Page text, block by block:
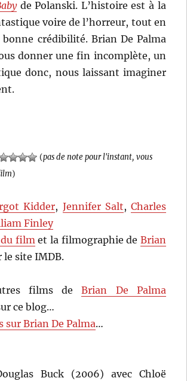
de Polanski. L’histoire est à la
voire de l’horreur, tout en
crédibilité. Brian De Palma
donner une fin incomplète, un
donc, nous laissant imaginer
(pas de note pour l'instant, vous
)
Kidder, Jennifer Salt, Charles
Finley
filmet la filmographie de Brian
le site IMDB.
films deBrian De Palma
ce blog…
sur Brian De Palma…
Buck (2006) avec Chloë